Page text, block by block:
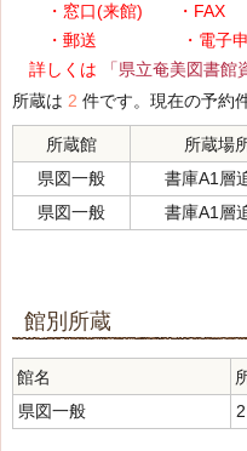
・窓口(来館) ・FAX
・郵送 ・電子申
詳しくは
「県立奄美図書館
所蔵は 2 件です。現在の予約
所蔵館 所蔵場
県図一般
書庫A1層
県図一般
書庫A1層
館別所蔵
館名
県図一般
2